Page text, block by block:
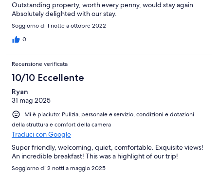
Outstanding property, worth every penny, would stay again.
Absolutely delighted with our stay.
Soggiorno di 1 notte a ottobre 2022
0
Recensione verificata
10/10 Eccellente
Ryan
31 mag 2025
Mi è piaciuto: Pulizia, personale e servizio, condizioni e dotazioni
della struttura e comfort della camera
Traduci con Google
Super friendly, welcoming, quiet, comfortable. Exquisite views!
An incredible breakfast! This was a highlight of our trip!
Soggiorno di 2 notti a maggio 2025